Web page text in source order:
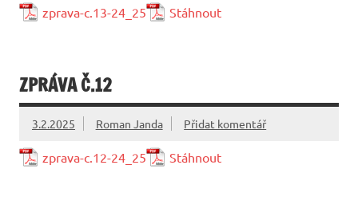
zprava-c.13-24_25 Stáhnout
ZPRÁVA Č.12
3.2.2025 Roman Janda Přidat komentář
zprava-c.12-24_25 Stáhnout